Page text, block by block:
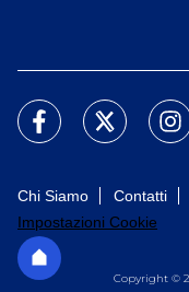
Chi Siamo Contatti
Impostazioni Cookie
Copyright ©